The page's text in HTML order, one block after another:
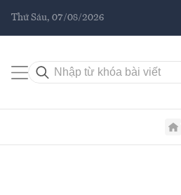
Thứ Sáu, 07/08/2026